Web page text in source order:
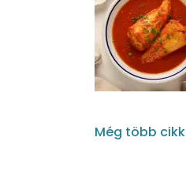
Még több cikk